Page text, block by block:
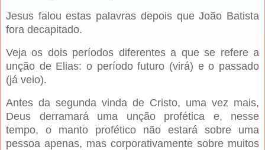
Jesus falou estas palavras depois que João Batista
fora decapitado.
Veja os dois períodos diferentes a que se refere a
unção de Elias: o pe­ríodo futuro (virá) e o passado
(já veio).
Antes da segunda vinda de Cristo, uma vez mais,
Deus derramará uma unção profética e, nesse
tempo, o manto profé­tico não estará sobre uma
pessoa apenas, mas corporativamente sobre muitos